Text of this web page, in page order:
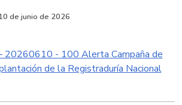
de junio de 2026
20260610 - 100 Alerta Campaña de
de la Registraduría Nacional